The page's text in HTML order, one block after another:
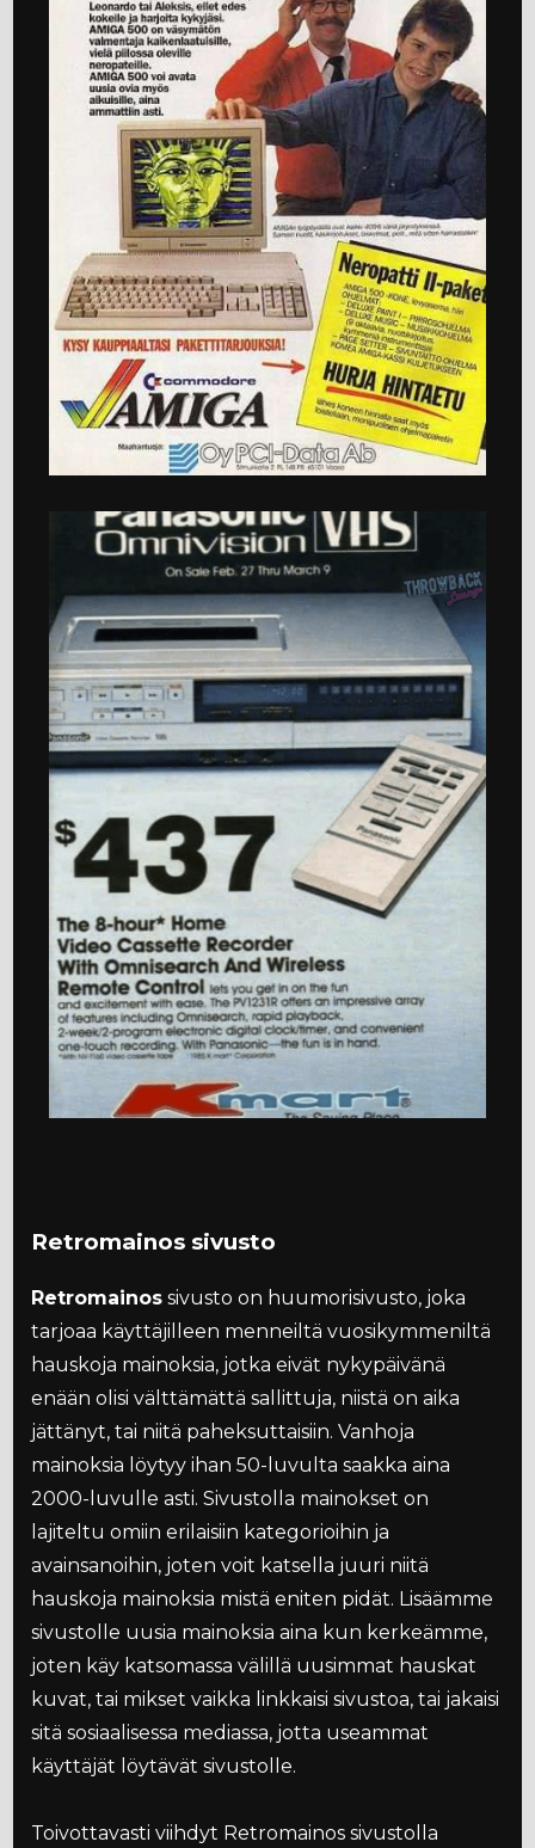
Retromainos sivusto
Retromainos sivusto on huumorisivusto, joka
tarjoaa käyttäjilleen menneiltä vuosikymmeniltä
hauskoja mainoksia, jotka eivät nykypäivänä
enään olisi välttämättä sallittuja, niistä on aika
jättänyt, tai niitä paheksuttaisiin. Vanhoja
mainoksia löytyy ihan 50-luvulta saakka aina
2000-luvulle asti. Sivustolla mainokset on
lajiteltu omiin erilaisiin kategorioihin ja
avainsanoihin, joten voit katsella juuri niitä
hauskoja mainoksia mistä eniten pidät. Lisäämme
sivustolle uusia mainoksia aina kun kerkeämme,
joten käy katsomassa välillä uusimmat hauskat
kuvat, tai mikset vaikka linkkaisi sivustoa, tai jakaisi
sitä sosiaalisessa mediassa, jotta useammat
käyttäjät löytävät sivustolle.
Toivottavasti viihdyt Retromainos sivustolla